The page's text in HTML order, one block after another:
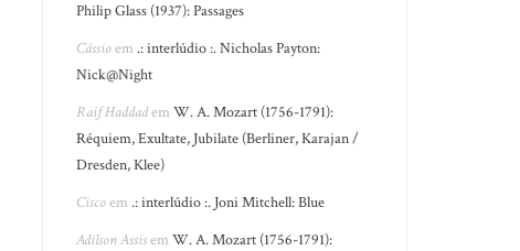
Philip Glass (1937): Passages
Cássioem .: interlúdio :. Nicholas Payton:
Nick@Night
Raif HaddademW. A. Mozart (1756-1791):
Réquiem, Exultate, Jubilate (Berliner, Karajan /
Dresden, Klee)
Ciscoem .: interlúdio :. Joni Mitchell: Blue
Adilson AssisemW. A. Mozart (1756-1791):